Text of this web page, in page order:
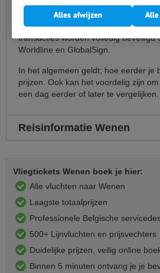
kunt ook snel vluchtmogelijkheden
Amsterdam of Düsseldorf vinden. Je
transacties worden volledig beveiligd
Worldline en GlobalSign.
In het algemeen geldt; hoe eerder je
prijzen. Ook kan het voordelig zijn
een dag eerder of later te vergelijken.
Reisinformatie Wenen
Vliegtickets Wenen boek je hier:
Alle vluchten naar Wenen
Laagste totaalprijzen
Professionele Belgische
500+ Lijnvluchten en prijsvechters
Duidelijke prijzen, veilig online
Binnen 5 minuten ontvang je je
Alles afwijzen Alle